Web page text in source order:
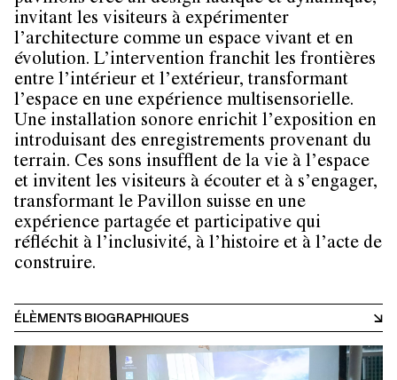
invitant les visiteurs à expérimenter
l’architecture comme un espace vivant et en
évolution. L’intervention franchit les frontières
entre l’intérieur et l’extérieur, transformant
l’espace en une expérience multisensorielle.
Une installation sonore enrichit l’exposition en
introduisant des enregistrements provenant du
terrain. Ces sons insufflent de la vie à l’espace
et invitent les visiteurs à écouter et à s’engager,
transformant le Pavillon suisse en une
expérience partagée et participative qui
réfléchit à l’inclusivité, à l’histoire et à l’acte de
construire.
ÉLÈMENTS BIOGRAPHIQUES